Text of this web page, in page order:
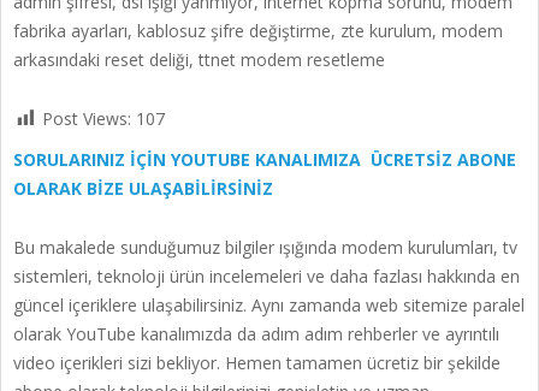
fabrika ayarları, kablosuz şifre değiştirme, zte kurulum, modem
arkasındaki reset deliği, ttnet modem resetleme
Post Views: 107
SORULARINIZ İÇİN YOUTUBE KANALIMIZA ÜCRETSİZ ABONE
OLARAK BİZE ULAŞABİLİRSİNİZ
Bu makalede sunduğumuz bilgiler ışığında modem kurulumları, tv
sistemleri, teknoloji ürün incelemeleri ve daha fazlası hakkında en
güncel içeriklere ulaşabilirsiniz. Aynı zamanda web sitemize paralel
olarak YouTube kanalımızda da adım adım rehberler ve ayrıntılı
video içerikleri sizi bekliyor. Hemen tamamen ücretiz bir şekilde